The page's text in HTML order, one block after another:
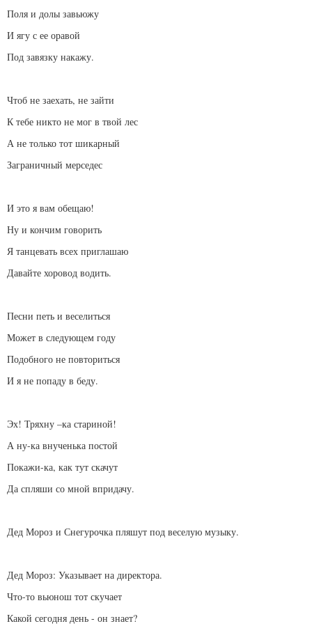
Поля и долы завьюжу
И ягу с ее оравой
Под завязку накажу.
Чтоб не заехать, не зайти
К тебе никто не мог в твой лес
А не только тот шикарный
Заграничный мерседес
И это я вам обещаю!
Ну и кончим говорить
Я танцевать всех приглашаю
Давайте хоровод водить.
Песни петь и веселиться
Может в следующем году
Подобного не повториться
И я не попаду в беду.
Эх! Тряхну –ка стариной!
А ну-ка внученька постой
Покажи-ка, как тут скачут
Да спляши со мной впридачу.
Дед Мороз и Снегурочка пляшут под веселую музыку.
Дед Мороз: Указывает на директора.
Что-то вьюнош тот скучает
Какой сегодня день - он знает?